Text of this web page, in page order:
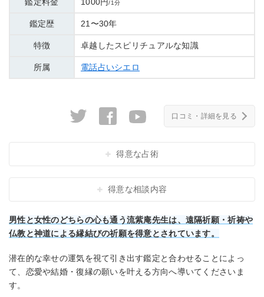
/1分
鑑定歴 21〜30年
特徴 卓越したスピリチュアルな知識
所属 電話占いシエロ
口コミ・詳細を見る
得意な占術
得意な相談内容
男性と女性のどちらの心も通う流紫庵先生は、遠隔祈願・祈祷や
仏教と神道による縁結びの祈願を得意とされています。
潜在的な幸せの運気を視て引き出す鑑定と合わせることによっ
て、恋愛や結婚・復縁の願いを叶える方向へ導いてくださいま
す。